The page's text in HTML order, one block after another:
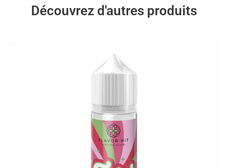
Découvrez d'autres produits